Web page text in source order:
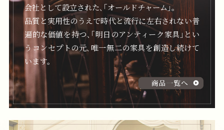
会社として設立された､｢オールドチャーム｣｡
品質と実用性のうえで時代と流行に左右されない普
遍的な価値を持つ､ ｢明日のアンティーク家具｣とい
うコンセプトの元､ 唯一無二の家具を創造し続けて
います｡